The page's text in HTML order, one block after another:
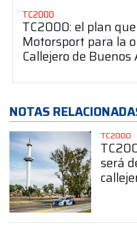
TC2000
TC2000: el plan
Motorsport para la
Callejero de Buenos
NOTAS
TC2000
será